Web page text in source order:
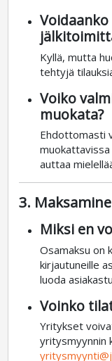
Kyllä, mutta
tehtyjä
Voiko
muokata?
Ehdottomasti
auttaa
3.
Miksi en
Osamaksu on
kirjautuneille
luoda
Voinko
Yritykset
yritysmyynnin